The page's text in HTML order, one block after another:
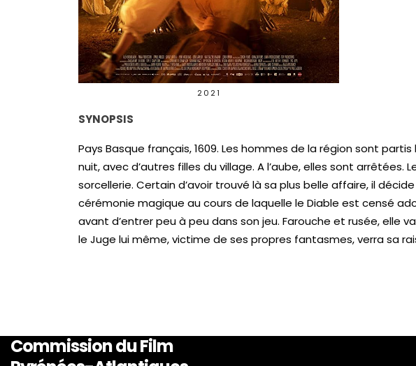
2021
SYNOPSIS
Pays Basque français, 1609. Les hommes de la région sont
nuit, avec d’autres filles du village. A l’aube, elles sont arrêtées.
sorcellerie. Certain d’avoir trouvé là sa plus belle affaire, il
cérémonie magique au cours de laquelle le Diable est censé
avant d’entrer peu à peu dans son jeu. Farouche et rusée, elle
le Juge lui même, victime de ses propres fantasmes, verra sa
Commission du Film